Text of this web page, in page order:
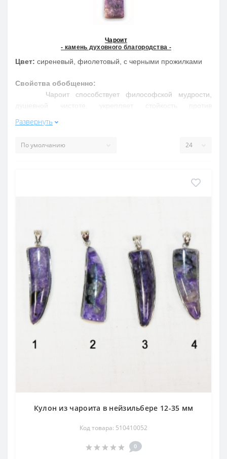
Чароит
- камень духовного благородства -
Цвет: сиреневый, фиолетовый, с черными прожилками
Свойства обобщенно:
Чароит способствует философской мудрости,
невралгию, болезни почек, печени, мочевого и желчного
достоинства. Дает уверенность в поступках, будит
Развернуть
Кулон из чароита в нейзильбере 12-35 мм
Код товара: 510410052
0